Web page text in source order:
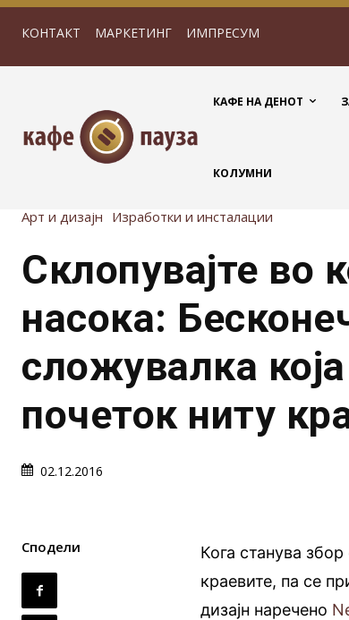
КОНТАКТ МАРКЕТИНГ ИМПРЕСУМ
КАФЕ НА ДЕНОТ
КОЛУМНИ
Арт и дизајн Изработки и инсталации
Склопувајте во
насока:
сложувалка
почеток ниту
02.12.2016
Сподели
Кога станува
краевите, па се
дизајн наречено